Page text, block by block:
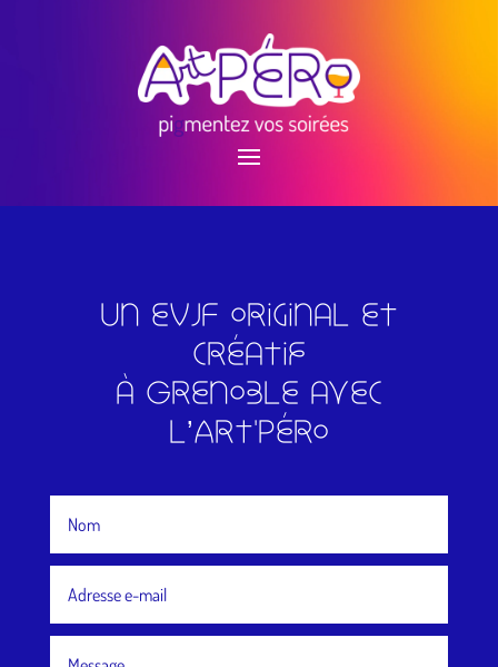
Un eVJF original et
créatif
à Grenoble avec
l’Art'Péro